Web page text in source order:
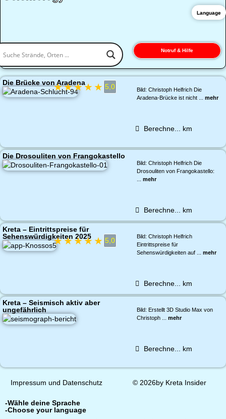
Notruf & Hilfe
Die Brücke von Aradena
★★★★★ 5,0
Bild: Christoph Helfrich Die
Aradena-Brücke ist nicht ... mehr
Berechne... km
Die Drosouliten von Frangokastello
Bild: Christoph Helfrich Die
Drosouliten von Frangokastello:
mehr
Berechne... km
Kreta – Eintrittspreise für
Sehenswürdigkeiten 2025
★★★★★ 5,0
Bild: Christoph Helfrich
Eintrittspreise für
Sehenswürdigkeiten auf ... mehr
Berechne... km
Kreta – Seismisch aktiv aber
ungefährlich
Bild: Erstellt 3D Studio Max von
Christoph ... mehr
Berechne... km
Impressum und Datenschutz © 2026by Kreta Insider
Language
-Wähle deine Sprache
-Choose your language